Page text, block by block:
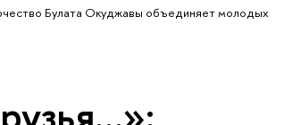
Булата Окуджавы объединяет молодых